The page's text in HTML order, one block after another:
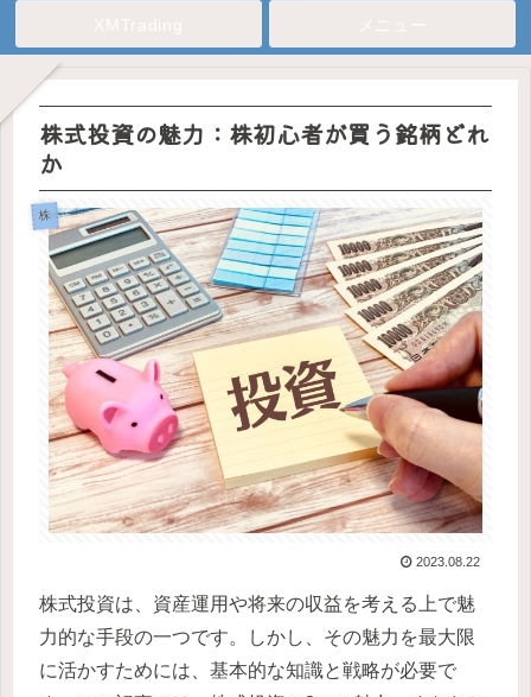
株式投資の魅力：株初心者が買う銘柄どれ
か
株
2023.08.22
株式投資は、資産運用や将来の収益を考える上で魅
力的な手段の一つです。しかし、その魅力を最大限
に活かすためには、基本的な知識と戦略が必要で